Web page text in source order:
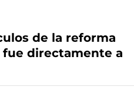
de la reforma
fue directamente a